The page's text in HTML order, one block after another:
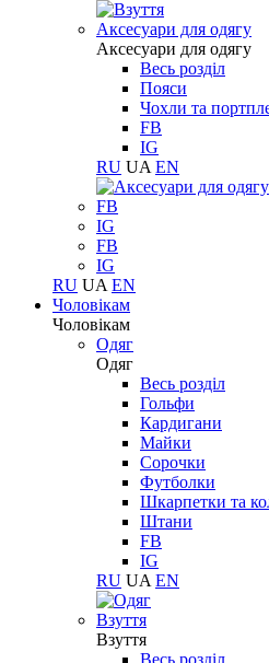
Aксесуари для одягу
Aксесуари для одягу
Весь розділ
Пояси
Чохли та
FB
IG
RU UA EN
FB
IG
FB
IG
RU UA EN
Чоловікам
Чоловікам
Одяг
Одяг
Весь розділ
Гольфи
Кардигани
Майки
Сорочки
Футболки
Шкарпетки та
Штани
FB
IG
RU UA EN
Взуття
Взуття
Весь розділ